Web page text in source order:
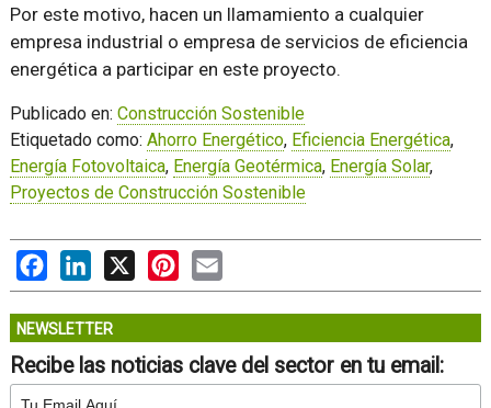
Por este motivo, hacen un llamamiento a cualquier
empresa industrial o empresa de servicios de eficiencia
energética a participar en este proyecto.
Publicado en: Construcción Sostenible
Etiquetado como: Ahorro Energético, Eficiencia Energética,
Energía Fotovoltaica, Energía Geotérmica, Energía Solar,
Proyectos de Construcción Sostenible
FacebookLinkedIn
X PinterestEmail
NEWSLETTER
Recibe las noticias clave del sector en tu email: